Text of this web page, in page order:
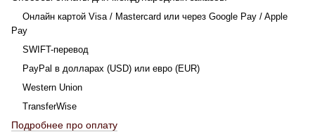
Онлайн картой Visa / Mastercard или через Google Pay / Apple
Pay
SWIFT-перевод
PayPal в долларах (USD) или евро (EUR)
Western Union
TransferWise
Подробнее про оплату